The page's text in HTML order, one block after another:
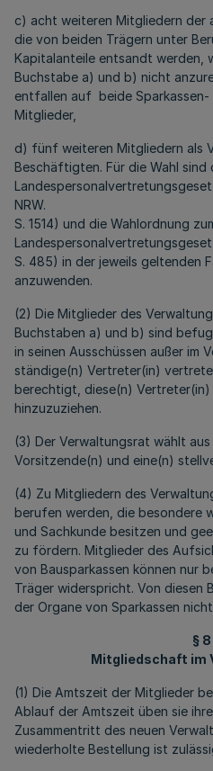
c) acht weiteren Mitgliedern der
die von beiden Trägern unter
Kapitalanteile entsandt werden,
Buchstabe a) und b) nicht
entfallen auf beide Sparkassen-
Mitglieder,
d) fünf weiteren Mitgliedern als
Beschäftigten. Für die Wahl sind
NRW.
S. 1514) und die Wahlordnung
S. 485) in der jeweils geltenden
anzuwenden.
(2) Die Mitglieder des
Buchstaben a) und b) sind
in seinen Ausschüssen außer im
ständige(n) Vertreter(in)
berechtigt, diese(n) Vertreter(in)
hinzuzuziehen.
(3) Der Verwaltungsrat wählt
Vorsitzende(n) und eine(n)
(4) Zu Mitgliedern des
berufen werden, die besondere
und Sachkunde besitzen und
zu fördern. Mitglieder des
von Bausparkassen können nur
Träger widerspricht. Von diesen
der Organe von Sparkassen
§ 8
Mitgliedschaft im
(1) Die Amtszeit der Mitglieder
Ablauf der Amtszeit üben sie
Zusammentritt des neuen
wiederholte Bestellung ist